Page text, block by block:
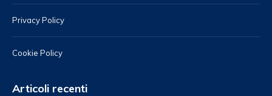
Privacy Policy
Cookie Policy
Articoli recenti